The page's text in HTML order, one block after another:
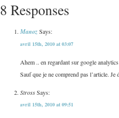
8 Responses
ManozSays:
avril 15th, 2010 at 03:07
Ahem .. en regardant sur google
Sauf que je ne comprend pas l’article.
StrossSays:
avril 15th, 2010 at 09:51